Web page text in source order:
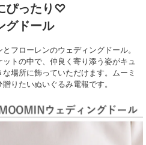
ぴったり♡
グドール
フローレンのウェディングドール。
トの中で、仲良く寄り添う姿がキュ
場所に飾っていただけます。 ムーミ
りたいぬいぐるみ電報です。